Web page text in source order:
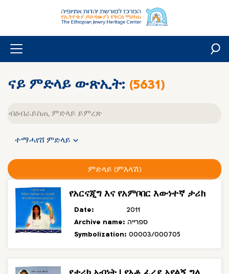
ናይ ምድላይ ውጽኢት: (5631)
ተማሓየሸ ምድላይ
ምድላይ (ምእላሽ)
የአርናጂግ እና የአምቦበር እውነተኛ ታሪክ
Date:
2011
Archive name: ספרייה
Symbolization: 00003/000705